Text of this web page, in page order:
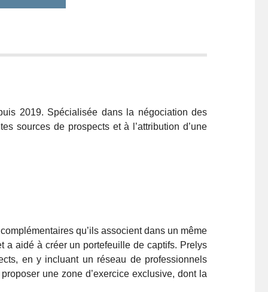
2019. Spécialisée dans la négociation des
sources de prospects et à l’attribution d’une
qu’ils associent dans un même
a aidé à créer un portefeuille de captifs. Prelys
en y incluant un réseau de professionnels
une zone d’exercice exclusive, dont la